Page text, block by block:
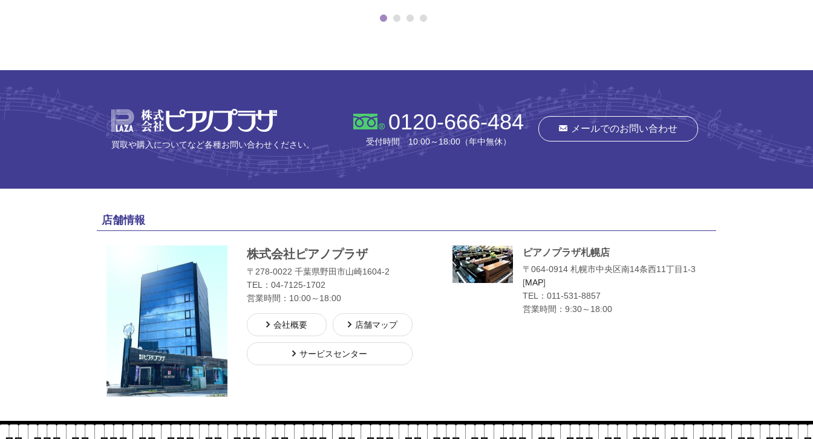
株式会社ピアノプラザ
買取や購入についてなど各種お問い合わせください。
0120-666-484
受付時間 10:00～18:00（年中無休）
メールでのお問い合わせ
店舗情報
株式会社ピアノプラザ
〒278-0022 千葉県野田市山崎1604-2
TEL： 04-7125-1702
営業時間：10:00～18:00
会社概要 店舗マップ
サービスセンター
ピアノプラザ札幌店
〒064-0914 札幌市中央区南14条西11丁目1-3
[MAP]
TEL： 011-531-8857
営業時間：9:30～18:00